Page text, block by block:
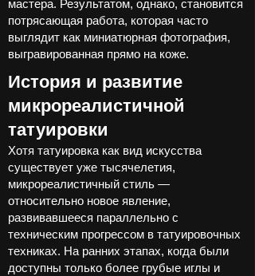
мастера. Результатом, однако, становится
потрясающая работа, которая часто
выглядит как миниатюрная фотография,
выгравированная прямо на коже.
История и развитие
микрореалистичной
татуировки
Хотя татуировка как вид искусства
существует уже тысячелетия,
микрореалистичный стиль —
относительно новое явление,
развивавшееся параллельно с
техническим прогрессом в татуировочных
техниках. На ранних этапах, когда были
доступны только более грубые иглы и